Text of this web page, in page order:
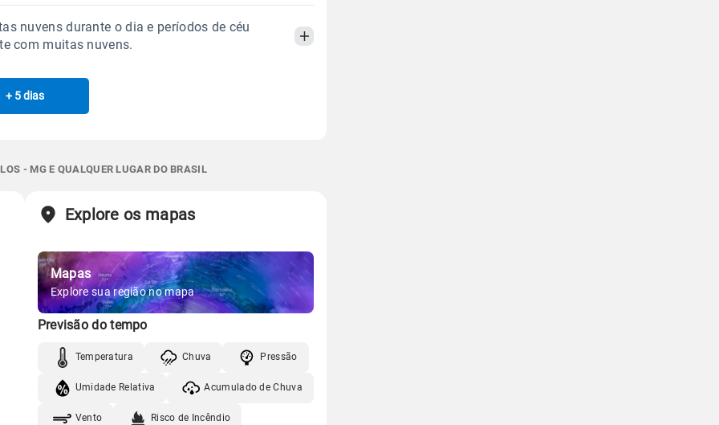
06:23h às 17:38h
Minguante
Chuva
0.0mm
Umidade do ar
27%65%
06:22h às 17:38h
Noite
Chuva
Vento Umidade
nuvens durante o dia e períodos de céu
com muitas nuvens.
ManhãTarde
0.0mm
73%96%
06:21h às 17:39h
Minguante
Gráfico
Vento Umidade
+ 5 dias
- MG E QUALQUER LUGAR DO BRASIL
Explore os mapas
Mapas
Explore sua região no mapa
Previsão do tempo
Temperatura Chuva Pressão
Umidade Relativa Acumulado de Chuva
Vento Risco de Incêndio